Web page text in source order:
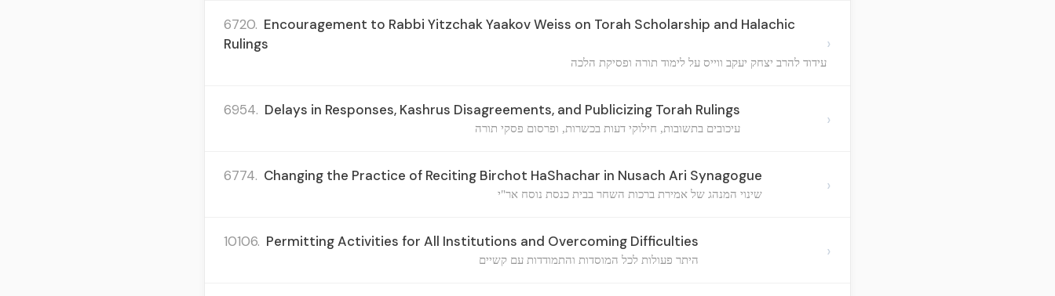
6720. Encouragement to Rabbi Yitzchak Yaakov Weiss on Torah Scholarship and Halachic
Rulings
עידוד להרב יצחק יעקב ווייס על לימוד תורה ופסיקת הלכה
›
6954. Delays in Responses, Kashrus Disagreements, and Publicizing Torah Rulings
עיכובים בתשובות, חילוקי דעות בכשרות, ופרסום פסקי תורה ›
6774. Changing the Practice of Reciting Birchot HaShachar in Nusach Ari Synagogue
שינוי המנהג של אמירת ברכות השחר בבית כנסת נוסח אר"י ›
10106. Permitting Activities for All Institutions and Overcoming Difficulties
היתר פעולות לכל המוסדות והתמודדות עם קשיים ›